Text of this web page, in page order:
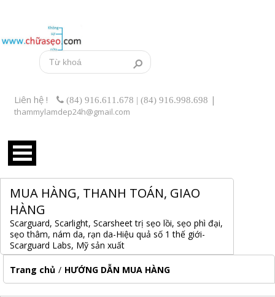
Liên hệ ! (84) 916.611.678 | (84) 916.998.698 |
thammylamdep24h@gmail.com
MUA HÀNG, THANH TOÁN, GIAO
HÀNG
Scarguard, Scarlight, Scarsheet trị sẹo lồi, sẹo phì đại,
sẹo thâm, nám da, rạn da-Hiệu quả số 1 thế giới-
Scarguard Labs, Mỹ sản xuất
Trang chủ / HƯỚNG DẪN MUA HÀNG